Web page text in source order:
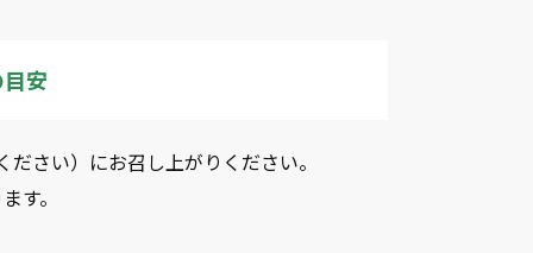
安
さい）にお召し上がりください。
す。